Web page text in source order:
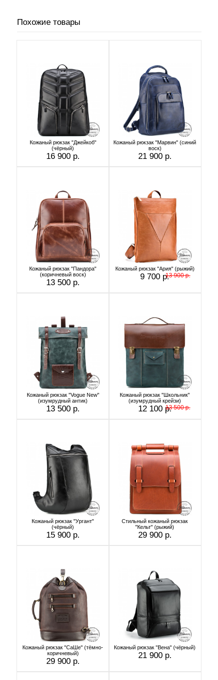
Похожие товары
Кожаный рюкзак "Джейкоб"
(чёрный)
16 900 р.
Кожаный рюкзак "Марвин" (синий
воск)
21 900 р.
Кожаный рюкзак "Пандора"
(коричневый воск)
13 500 р.
Кожаный рюкзак "Ария" (рыжий)
9 700 р.13 900 р.
Кожаный рюкзак "Vogue New"
(изумрудный антик)
13 500 р.
Кожаный рюкзак "Школьник"
(изумрудный крейзи)
12 100 р.13 500 р.
Кожаный рюкзак "Ургант"
(чёрный)
15 900 р.
Стильный кожаный рюкзак
"Кельт" (рыжий)
29 900 р.
Кожаный рюкзак "СаШе" (тёмно-
коричневый)
29 900 р.
Кожаный рюкзак "Вена" (чёрный)
21 900 р.